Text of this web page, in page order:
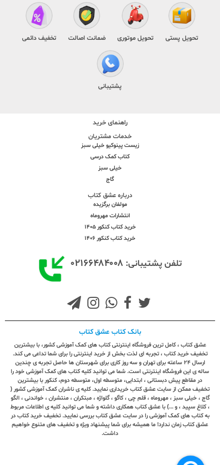
تحویل پستی تحویل موتوری ضمانت اصالت تخفیف دائمی
پشتیبانی
راهنمای خرید
خدمات مشتریان
زیست پینوکیو خیلی سبز
کتاب کمک درسی
خیلی سبز
گاج
درباره عشق کتاب
مولفان برگزیده
انتشارات مهروماه
خرید کتاب کنکور 1405
خرید کتاب کنکور 1406
تلفن پشتیبانی: ۰۲۱۶۶۴۸۴۰۰۸
بانک کتاب عشق کتاب
عشق کتاب ، کامل ترین فروشگاه اینترنتی کتاب های کمک آموزشی کشور، با بیشترین
تخفیف خرید کتاب ، تجربه ای لذت بخش از خرید اینترنتی را برای شما تداعی می کند.
ارسال ٢٤ ساعته برای تهران و سه روز کاری برای شهرستان ها حاصل تجربه ی چندین
ساله ی این فروشگاه اینترنتی است. شما می توانید کلیه کتاب های کمک آموزشی خود را
در مقاطع پیش دبستانی ، ابتدایی، متوسطه اول، متوسطه دوم، کنکور با بیشترین
تخفیف ممکن از سایت عشق کتاب خریداری نمایید. کلیه ی ناشران کمک آموزشی کشور (
گاج ، خیلی سبز ، مهروماه ، قلم چی ، کاگو ، گلواژه ، مبتکران ، منتشران ، خواندنی ، الگو
، کلاغ سپید ، و ...) با عشق کتاب همکاری داشته و شما می توانید کلیه ی اطلاعات مربوط
به کتاب های کمک آموزشی را در سایت عشق کتاب بررسی نمایید. تخفیف خرید کتاب در
عشق کتاب زمان ندارد! ما همیشه برای شما پیشنهاد ویژه و تخفیف های متنوع خواهیم
داشت.